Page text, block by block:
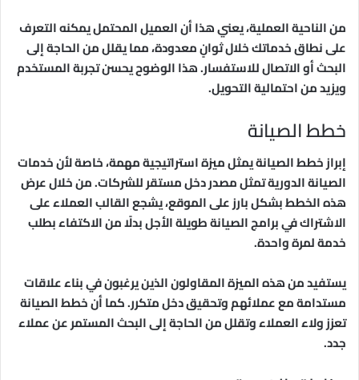
من الناحية العملية، يعني هذا أن العميل المحتمل يمكنه التعرف
على نطاق خدماتك خلال ثوانٍ معدودة، مما يقلل من الحاجة إلى
البحث أو الاتصال للاستفسار. هذا الوضوح يحسن تجربة المستخدم
ويزيد من احتمالية التحويل.
خطط الصيانة
إبراز خطط الصيانة يمثل ميزة استراتيجية مهمة، خاصة لأن خدمات
الصيانة الدورية تمثل مصدر دخل مستقر للشركات. من خلال عرض
هذه الخطط بشكل بارز على الموقع، يشجع القالب العملاء على
الاشتراك في برامج الصيانة طويلة الأجل بدلًا من الاكتفاء بطلب
خدمة لمرة واحدة.
يستفيد من هذه الميزة المقاولون الذين يرغبون في بناء علاقات
مستدامة مع عملائهم وتحقيق دخل متكرر. كما أن خطط الصيانة
تعزز ولاء العملاء وتقلل من الحاجة إلى البحث المستمر عن عملاء
جدد.